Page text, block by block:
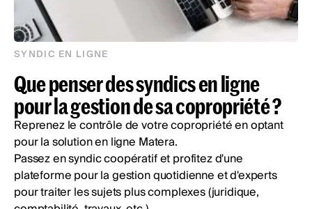
SYNDIC EN LIGNE
Que penser des syndics en ligne
pour la gestion de sa copropriété ?
Reprenez le contrôle de votre copropriété en optant
pour la solution en ligne Matera.
Passez en syndic coopératif et profitez d'une
plateforme pour la gestion quotidienne et d'experts
pour traiter les sujets plus complexes (juridique,